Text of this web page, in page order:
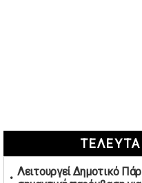
Λειτουργεί Δημοτικό